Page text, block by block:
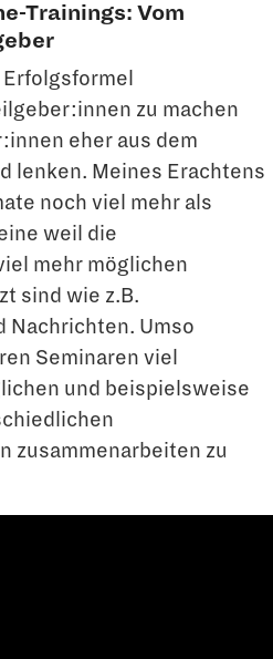
Trainings: Vom
zu machen
eher aus dem
lenken. Meines Erachtens
noch viel mehr als
weil die
mehr möglichen
sind wie z.B.
Nachrichten. Umso
Seminaren viel
und beispielsweise
zusammenarbeiten zu